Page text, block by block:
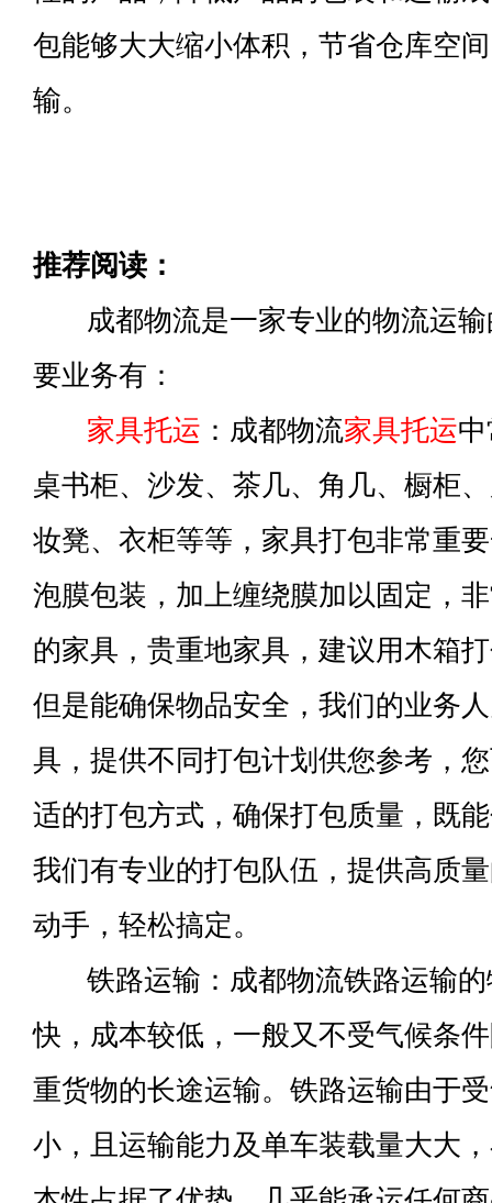
包能够大大缩小体积，节省仓库空
输。
推荐阅读：
成都物流是一家专业的物流运输
要业务有：
家具托运 ：成都物流家具托运
桌书柜、沙发、茶几、角几、橱柜
妆凳、衣柜等等，家具打包非常重
泡膜包装，加上缠绕膜加以固定，
的家具，贵重地家具，建议用木箱
但是能确保物品安全，我们的业务
具，提供不同打包计划供您参考，
适的打包方式，确保打包质量，既
我们有专业的打包队伍，提供高质
动手，轻松搞定。
铁路运输：成都物流铁路运输的
快，成本较低，一般又不受气候条
重货物的长途运输。铁路运输由于
小，且运输能力及单车装载量大大